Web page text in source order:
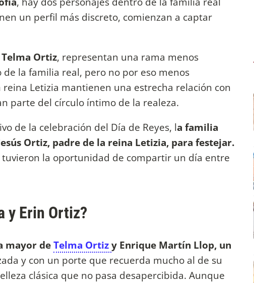
un perfil más discreto, comienzan a captar
Ortiz, representan una rama menos
la familia real, pero no por eso menos
Letizia mantienen una estrecha relación con
parte del círculo íntimo de la realeza.
de la celebración del Día de Reyes, la familia
Ortiz, padre de la reina Letizia, para festejar.
tuvieron la oportunidad de compartir un día entre
y Erin Ortiz?
mayor deTelma Ortizy Enrique Martín Llop, un
y con un porte que recuerda mucho al de su
clásica que no pasa desapercibida. Aunque